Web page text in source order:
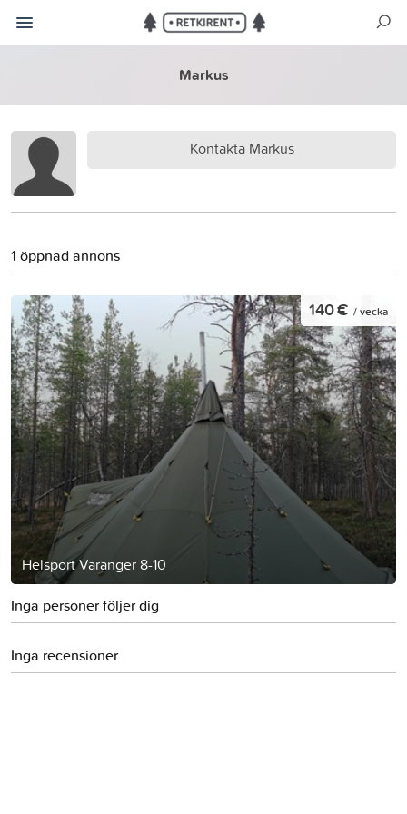
Markus
Kontakta Markus
1 öppnad annons
Helsport Varanger 8-10
140 € / vecka
Inga personer följer dig
Inga recensioner